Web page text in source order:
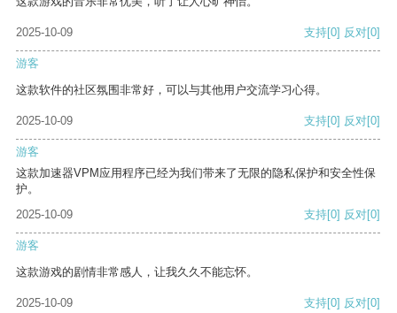
2025-10-09 支持[0] 反对[0]
游客
这款软件的社区氛围非常好，可以与其他用户交流学习心得。
2025-10-09 支持[0] 反对[0]
游客
这款加速器VPM应用程序已经为我们带来了无限的隐私保护和安全性保
护。
2025-10-09
支持[0] 反对[0]
游客
这款游戏的剧情非常感人，让我久久不能忘怀。
2025-10-09 支持[0] 反对[0]